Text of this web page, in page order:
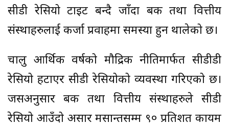
सीडी रेसियो टाइट बन्दै जाँदा बैंक तथा वित्तीय
संस्थाहरुलाई कर्जा प्रवाहमा समस्या हुन थालेको छ।
चालु आर्थिक वर्षको मौद्रिक नीतिमार्फत सीडीडी
रेसियो हटाएर सीडी रेसियोको व्यवस्था गरिएको छ।
जसअनुसार बैंक तथा वित्तीय संस्थाहरुले सीडी
रेसियो आउँदो असार मसान्तसम्म ९० प्रतिशत कायम